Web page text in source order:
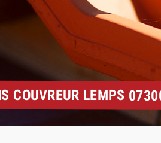
COUVREUR LEMPS